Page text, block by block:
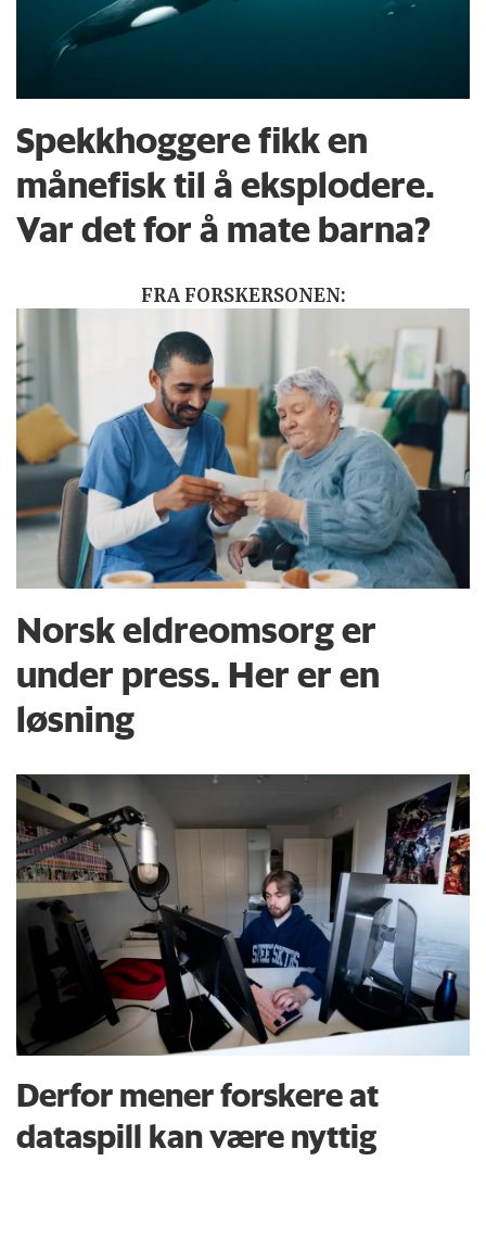
Spekkhoggere fikk en
månefisk til å eksplodere.
Var det for å mate barna?
FRA FORSKERSONEN:
Norsk eldreomsorg er
under press. Her er en
løsning
Derfor mener forskere at
dataspill kan være nyttig